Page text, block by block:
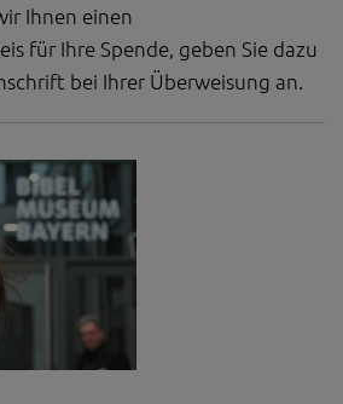
Ihnen einen
für Ihre Spende, geben Sie dazu
bei Ihrer Überweisung an.